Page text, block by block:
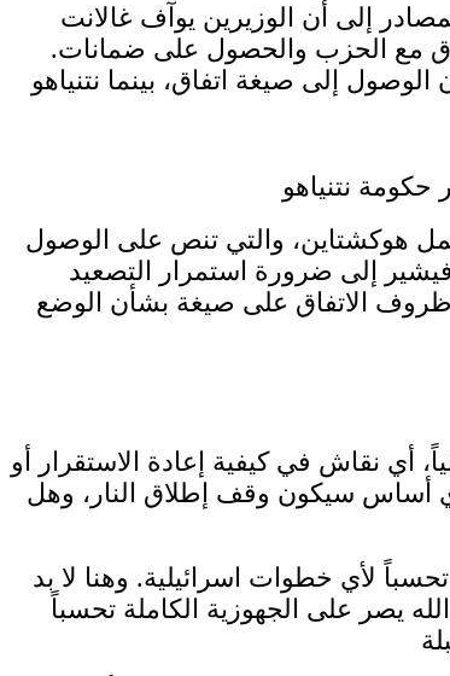
إلى أن الوزيرين يوآف غالانت
مع الحزب والحصول على ضمانات.
إلى صيغة اتفاق، بينما نتنياهو
عمل هوكشتاين، والتي تنص على الوصول
فيشير إلى ضرورة استمرار التصعيد
ظروف الاتفاق على صيغة بشأن الوضع
أي نقاش في كيفية إعادة الاستقرار أو
أي أساس سيكون وقف إطلاق النار، وهل
لأي خطوات اسرائيلية. وهنا لا بد
يصر على الجهوزية الكاملة تحسباً